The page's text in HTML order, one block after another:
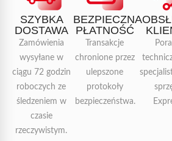
SZYBKA
DOSTAWA
Zamówienia
wysyłane w
ciągu 72 godzin
roboczych ze
śledzeniem w
czasie
rzeczywistym.
BEZPIECZNA
PŁATNOŚĆ
Transakcje
chronione przez
ulepszone
protokoły
bezpieczeństwa.